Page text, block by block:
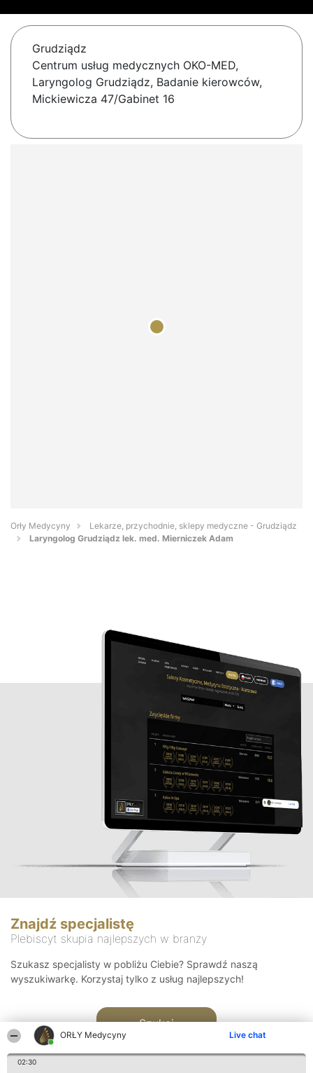
ORŁY Medycyny Live chat
02:30
Grudziądz
Centrum usług medycznych OKO-MED,
Laryngolog Grudziądz, Badanie kierowców,
Mickiewicza 47/Gabinet 16
Orły Medycyny
Lekarze, przychodnie, sklepy medyczne - Grudziądz
Laryngolog Grudziądz lek. med. Mierniczek Adam
Znajdź specjalistę
Plebiscyt skupia najlepszych w branży
Szukasz specjalisty w pobliżu Ciebie? Sprawdź naszą
wyszukiwarkę. Korzystaj tylko z usług najlepszych!
Szukaj